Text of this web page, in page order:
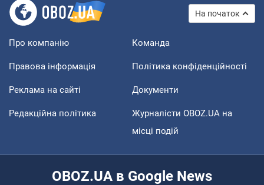
На початок
Про компанію Команда
Правова інформація Політика конфіденційності
Реклама на сайті Документи
Редакційна політика
Журналісти OBOZ.UA на
місці подій
OBOZ.UA в Google News